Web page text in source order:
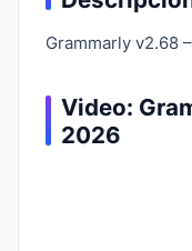
Grammarly v2.68
Video:
2026